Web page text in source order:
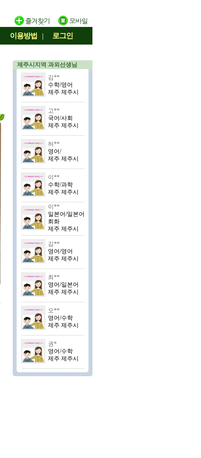
이용방법 | 로그인
제주시지역 과외선생님
김**
수학/영어
제주 제주시
고**
국어/사회
제주 제주시
허**
영어/
제주 제주시
이**
수학/과학
제주 제주시
이**
일본어/일본어
회화
제주 제주시
김**
영어/영어
제주 제주시
최**
영어/일본어
제주 제주시
오**
영어/수학
제주 제주시
권*
영어/수학
제주 제주시